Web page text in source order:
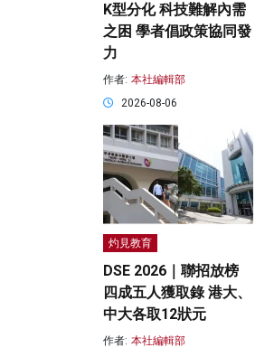
K型分化 科技難解內需
之困 學者倡政策協同發
力
作者: 本社編輯部
2026-08-06
灼見教育
DSE 2026｜聯招放榜
四成五人獲取錄 港大、
中大各取12狀元
作者: 本社編輯部